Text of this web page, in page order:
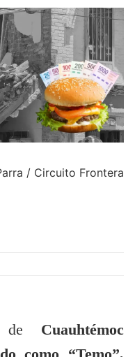
/ Circuito Frontera
de Cuauhtémoc